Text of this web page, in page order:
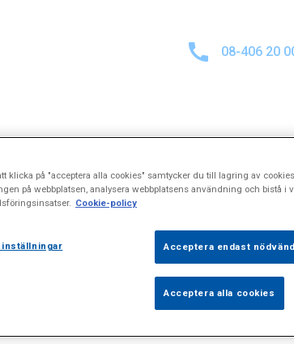
08-406 20
för
klicka på "acceptera alla cookies" samtycker du till lagring av
på webbplatsen, analysera webbplatsens användning och bistå i
Cookie-policy
inställningar Acceptera endast
Acceptera alla cookies